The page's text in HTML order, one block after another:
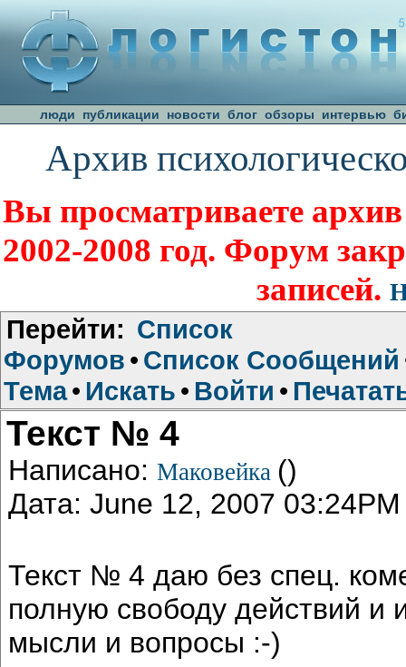
люди публикации новости блог обзоры интервью
Архив
Вы просматриваете
2002-2008 год. Форум
записей.
Перейти: Список
Форумов • Список Сообщений
Тема• Искать • Войти •
Текст № 4
Написано: Маковейка ()
Дата: June 12, 2007 03:24PM
Текст № 4 даю без спец.
полную свободу действий и
мысли и вопросы :-)